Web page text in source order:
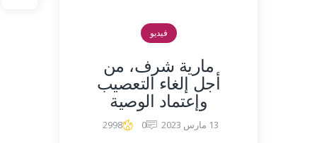
فيديو
مارية شرف، من
أجل إلغاء التعصيب
وإعتماد الوصية
13 مارس 2023 0
2998